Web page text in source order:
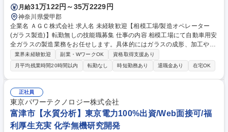
月給31万122円～35万2229円
神奈川県愛甲郡
企業名 ＡＧＣ株式会社 求人名 未経験歓迎【相模工場/製造オペレーター
(ガラス製造)】転勤無しの技能職募集 仕事の内容 相模工場にて自動車用安
全ガラスの製造業務をお任せします。具体的にはガラスの成形、加工や検
査、出荷等をお任せする予定です。5～7人のチーム編成で半年～1年で独
り立ちできるよう教育体制が整っています◎ 【相模工場】関東地方の自動
車メーカーに供給する、自動車用安全ガラスの総合生産工場として1972
年に操業を開始しました。工場敷地の中に技術開発部門があり、生産部門
と連携して活動していることが特徴です。マイカー通勤が可能で、併せて
最寄り駅から送迎バスの運行もしています。 ※変更の範囲：適性により当
社業務全般に変更可能性あり 募集職種 未経験歓迎【相模工場/製造オペレ
ーター(ガラス製造)】転勤無しの技能職募集
業界未経験歓迎 副業・WワークOK
資格取得支援あり
月平均残業時間20時間以内
転勤なし 時短勤務あり 退職金あり 在宅OK
正社員
東京パワーテクノロジー株式会社
富津市【水質分析】東京電力100%出資/Web面接可/福
利厚生充実 化学無機研究開発